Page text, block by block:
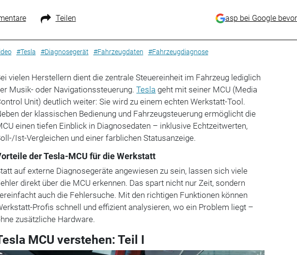
Teilen asp bei Google
#Tesla #Diagnosegerät #Fahrzeugdaten #Fahrzeugdiagnose
vielen Herstellern dient die zentrale Steuereinheit im Fahrzeug lediglich
Musik- oder Navigationssteuerung.Tesla geht mit seiner MCU (Media
Unit) deutlich weiter: Sie wird zu einem echten Werkstatt-Tool.
der klassischen Bedienung und Fahrzeugsteuerung ermöglicht die
einen tiefen Einblick in Diagnosedaten – inklusive Echtzeitwerten,
Ist-Vergleichen und einer farblichen Statusanzeige.
der Tesla-MCU für die Werkstatt
auf externe Diagnosegeräte angewiesen zu sein, lassen sich viele
direkt über die MCU erkennen. Das spart nicht nur Zeit, sondern
auch die Fehlersuche. Mit den richtigen Funktionen können
Profis schnell und effizient analysieren, wo ein Problem liegt –
zusätzliche Hardware.
MCU verstehen: Teil I